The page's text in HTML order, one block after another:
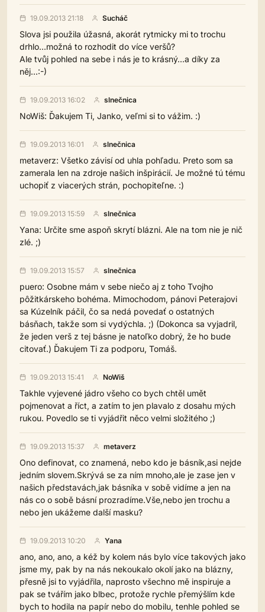
19.09.2013 21:18 Sucháč
Slova jsi použila úžasná, akorát rytmicky mi to trochu
drhlo...možná to rozhodit do více veršů?
Ale tvůj pohled na sebe i nás je to krásný...a díky za
něj...:-)
19.09.2013 16:02 slnečnica
NoWiš: Ďakujem Ti, Janko, veľmi si to vážim. :)
19.09.2013 16:01 slnečnica
metaverz: Všetko závisí od uhla pohľadu. Preto som sa
zamerala len na zdroje našich inšpirácií. Je možné tú tému
uchopiť z viacerých strán, pochopiteľne. :)
19.09.2013 15:59 slnečnica
Yana: Určite sme aspoň skrytí blázni. Ale na tom nie je nič
zlé. ;)
19.09.2013 15:57 slnečnica
puero: Osobne mám v sebe niečo aj z toho Tvojho
pôžitkárskeho bohéma. Mimochodom, pánovi Peterajovi
sa Kúzelník páčil, čo sa nedá povedať o ostatných
básňach, takže som si vydýchla. ;) (Dokonca sa vyjadril,
že jeden verš z tej básne je natoľko dobrý, že ho bude
citovať.) Ďakujem Ti za podporu, Tomáš.
19.09.2013 15:41 NoWiš
Takhle vyjevené jádro všeho co bych chtěl umět
pojmenovat a říct, a zatím to jen plavalo z dosahu mých
rukou. Povedlo se ti vyjádřit něco velmi složitého ;)
19.09.2013 15:37 metaverz
Ono definovat, co znamená, nebo kdo je básník,asi nejde
jedním slovem.Skrývá se za ním mnoho,ale je zase jen v
našich představách,jak básníka v sobě vidíme a jen na
nás co o sobě básní prozradíme.Vše,nebo jen trochu a
nebo jen ukážeme další masku?
19.09.2013 10:20 Yana
ano, ano, ano, a kéž by kolem nás bylo více takových jako
jsme my, pak by na nás nekoukalo okolí jako na blázny,
přesně jsi to vyjádřila, naprosto všechno mě inspiruje a
pak se tvářím jako blbec, protože rychle přemýšlím kde
bych to hodila na papír nebo do mobilu, tenhle pohled se